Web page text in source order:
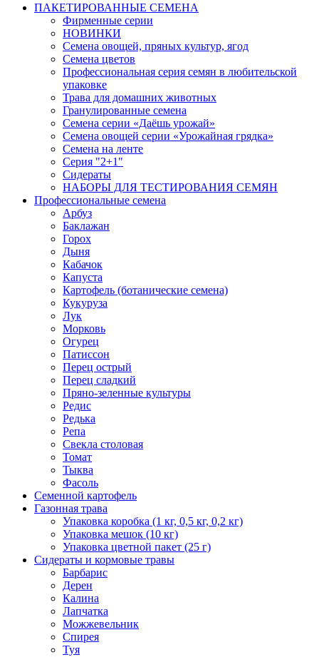
ПАКЕТИРОВАННЫЕ СЕМЕНА
Фирменные серии
НОВИНКИ
Семена овощей, пряных культур, ягод
Семена цветов
Профессиональная серия семян в любительской
упаковке
Трава для домашних животных
Гранулированные семена
Семена серии «Даёшь урожай»
Семена овощей серии «Урожайная грядка»
Семена на ленте
Серия "2+1"
Сидераты
НАБОРЫ ДЛЯ ТЕСТИРОВАНИЯ СЕМЯН
Профессиональные семена
Арбуз
Баклажан
Горох
Дыня
Кабачок
Капуста
Картофель (ботанические семена)
Кукуруза
Лук
Морковь
Огурец
Патиссон
Перец острый
Перец сладкий
Пряно-зеленные культуры
Редис
Редька
Репа
Свекла столовая
Томат
Тыква
Фасоль
Семенной картофель
Газонная трава
Упаковка коробка (1 кг, 0,5 кг, 0,2 кг)
Упаковка мешок (10 кг)
Упаковка цветной пакет (25 г)
Сидераты и кормовые травы
Барбарис
Дерен
Калина
Лапчатка
Можжевельник
Спирея
Туя